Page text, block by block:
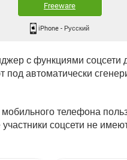
Freeware
iPhone- Русский
c функциями соцсети
под автоматически
телефона
соцсети не